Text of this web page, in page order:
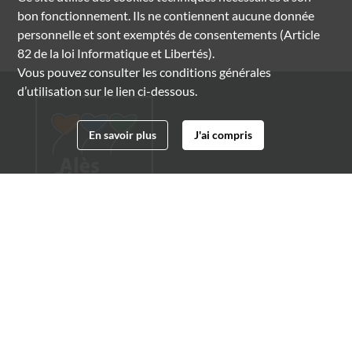
bon fonctionnement. Ils ne contiennent aucune donnée
personnelle et sont exemptés de consentements (Article
82 de la loi Informatique et Libertés).
Vous pouvez consulter les conditions générales
d’utilisation sur le lien ci-dessous.
En savoir plus J'ai compris